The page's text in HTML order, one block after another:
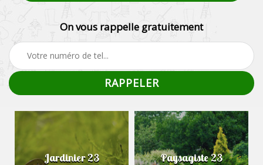
On vous rappelle gratuitement
Jardinier 23 Paysagiste 23